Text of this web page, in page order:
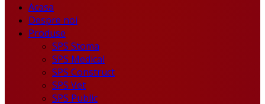
Acasa
Despre noi
Produse
SPS Stoma
SPS Medical
SPS Construct
SPS Vet
SPS Public